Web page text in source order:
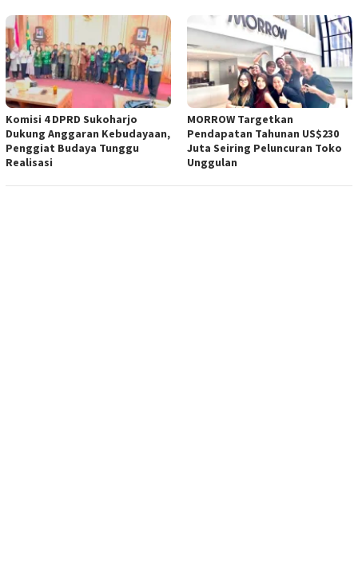
Komisi 4 DPRD Sukoharjo
Dukung Anggaran Kebudayaan,
Penggiat Budaya Tunggu
Realisasi
MORROW Targetkan
Pendapatan Tahunan US$230
Juta Seiring Peluncuran Toko
Unggulan